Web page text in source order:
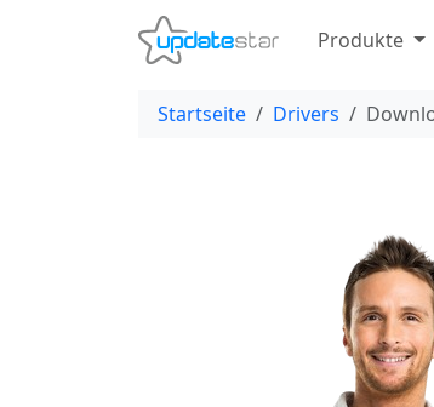
Produkte
Startseite Drivers